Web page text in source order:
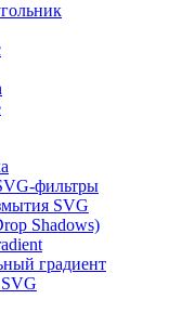
фильтры
SVG
Shadows)
градиент